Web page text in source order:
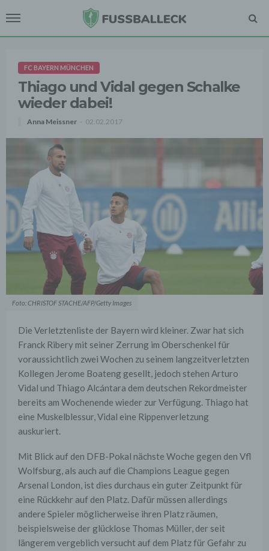
FC BAYERN MÜNCHEN
Thiago und Vidal gegen Schalke
wieder dabei!
Anna Meissner 02.02.2017
Foto: CHRISTOF STACHE/AFP/Getty Images
Die Verletztenliste der Bayern wird kleiner. Zwar hat sich
Franck Ribery mit seiner Zerrung im Oberschenkel für
voraussichtlich zwei Wochen zu seinem langzeitverletzten
Kollegen Jerome Boateng gesellt, jedoch stehen Arturo
Vidal und Thiago Alcántara dem deutschen Rekordmeister
bereits am Wochenende wieder zur Verfügung. Thiago hat
eine Muskelblessur, Vidal eine Rippenverletzung
auskuriert.
Mit Blick auf den DFB-Pokal nächste Woche gegen den Vfl
Wolfsburg, als auch auf die Champions League gegen
Arsenal London, ist dies durchaus ein guter Zeitpunkt für
eine Rückkehr auf den Platz. Dafür müssen allerdings
andere Spieler möglicherweise ihren Platz räumen,
beispielsweise der glücklose Thomas Müller, der seit
längerem vergeblich versucht auf dem Platz für Gefahr zu